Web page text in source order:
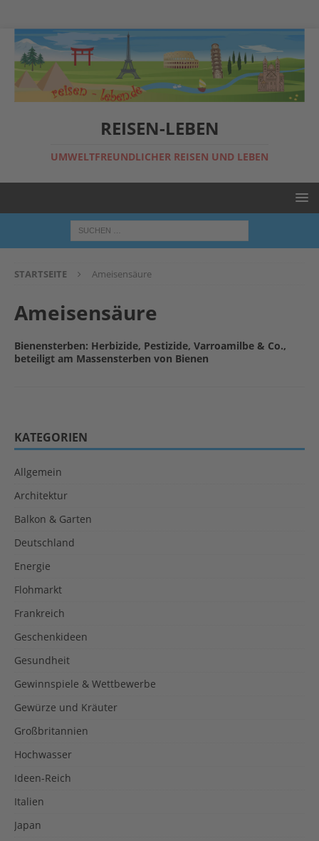
REISEN-LEBEN
UMWELTFREUNDLICHER REISEN UND LEBEN
STARTSEITE Ameisensäure
Ameisensäure
Bienensterben: Herbizide, Pestizide, Varroamilbe & Co.,
beteiligt am Massensterben von Bienen
KATEGORIEN
Allgemein
Architektur
Balkon & Garten
Deutschland
Energie
Flohmarkt
Frankreich
Geschenkideen
Gesundheit
Gewinnspiele & Wettbewerbe
Gewürze und Kräuter
Großbritannien
Hochwasser
Ideen-Reich
Italien
Japan